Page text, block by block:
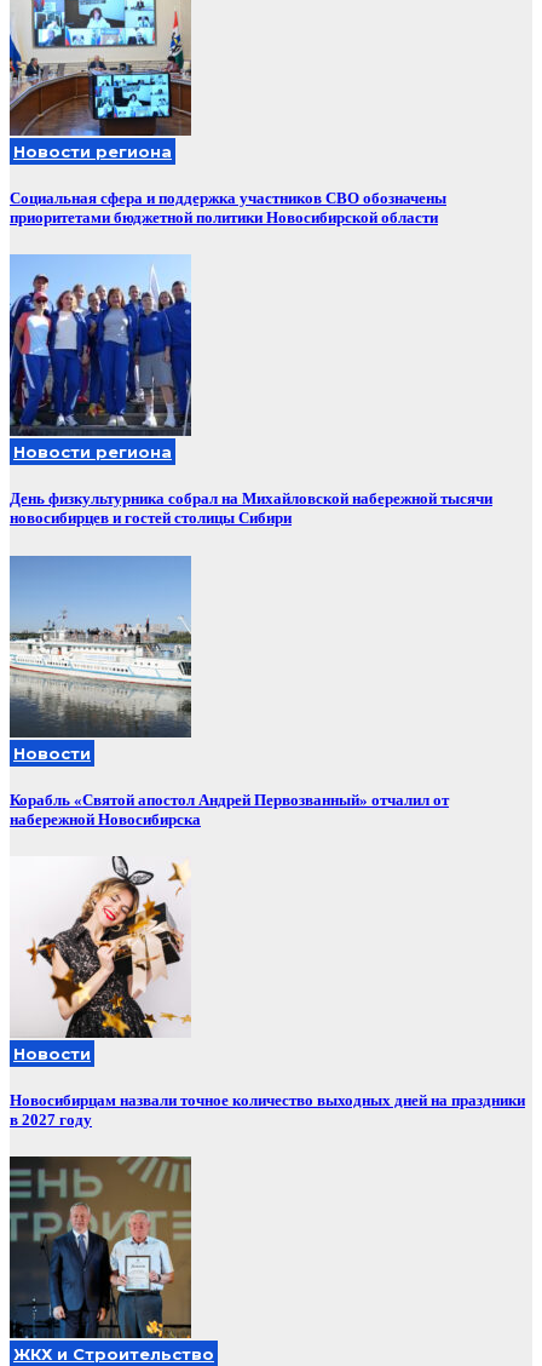
Новости региона
Социальная сфера и поддержка участников СВО обозначены
приоритетами бюджетной политики Новосибирской области
Новости региона
День физкультурника собрал на Михайловской набережной тысячи
новосибирцев и гостей столицы Сибири
Новости
Корабль «Святой апостол Андрей Первозванный» отчалил от
набережной Новосибирска
Новости
Новосибирцам назвали точное количество выходных дней на праздники
в 2027 году
ЖКХ и Строительство